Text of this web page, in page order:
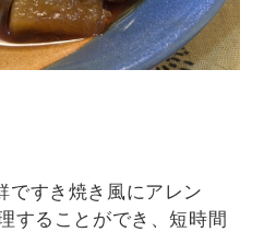
ですき焼き風にアレン
することができ、短時間